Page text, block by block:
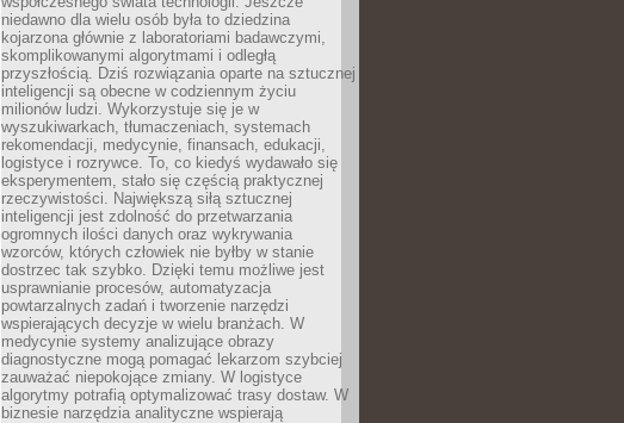
niedawno dla wielu osób była to dziedzina
kojarzona głównie z laboratoriami badawczymi,
skomplikowanymi algorytmami i odległą
przyszłością. Dziś rozwiązania oparte na sztucznej
inteligencji są obecne w codziennym życiu
milionów ludzi. Wykorzystuje się je w
wyszukiwarkach, tłumaczeniach, systemach
rekomendacji, medycynie, finansach, edukacji,
logistyce i rozrywce. To, co kiedyś wydawało się
eksperymentem, stało się częścią praktycznej
rzeczywistości. Największą siłą sztucznej
inteligencji jest zdolność do przetwarzania
ogromnych ilości danych oraz wykrywania
wzorców, których człowiek nie byłby w stanie
dostrzec tak szybko. Dzięki temu możliwe jest
usprawnianie procesów, automatyzacja
powtarzalnych zadań i tworzenie narzędzi
wspierających decyzje w wielu branżach. W
medycynie systemy analizujące obrazy
diagnostyczne mogą pomagać lekarzom szybciej
zauważać niepokojące zmiany. W logistyce
algorytmy potrafią optymalizować trasy dostaw. W
biznesie narzędzia analityczne wspierają